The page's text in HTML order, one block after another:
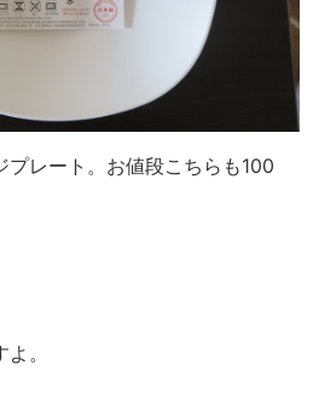
プレート。お値段こちらも100
。